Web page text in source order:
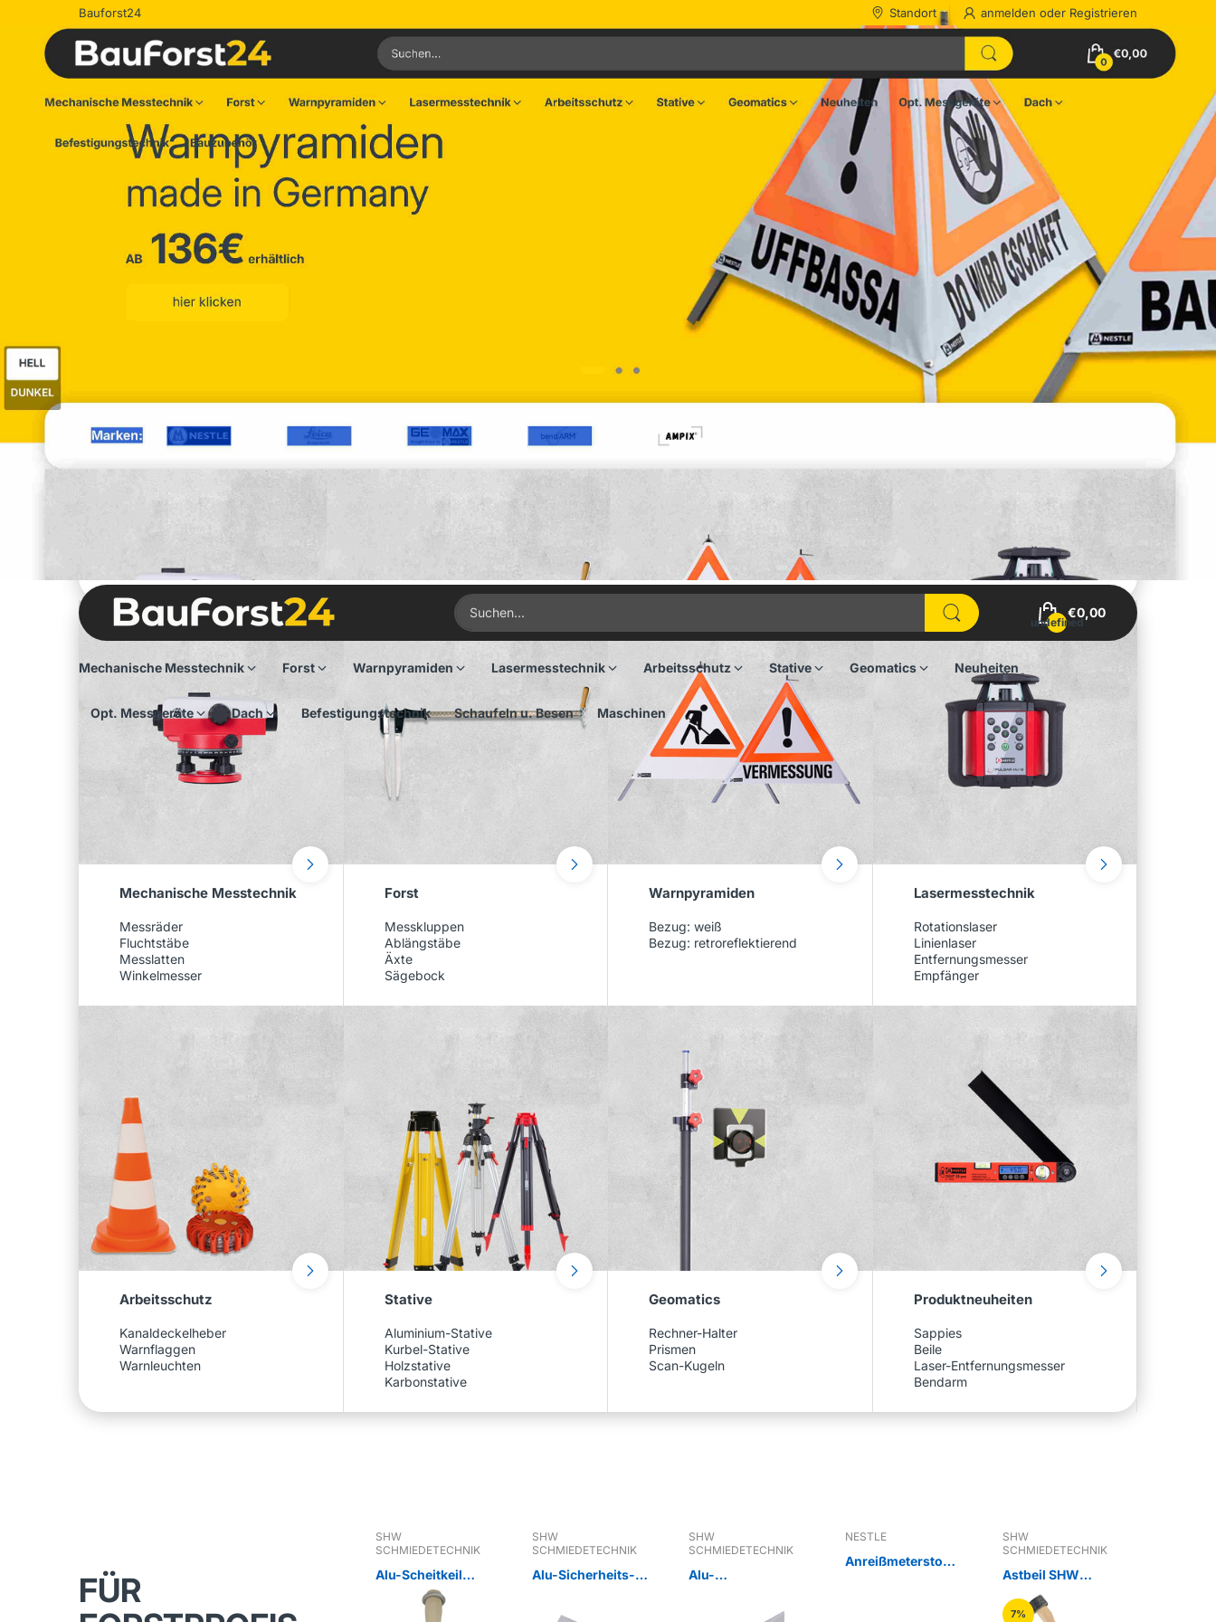
Bauforst24 Standort anmelden oder Registrieren
undefined
€0,00
Mechanische Messtechnik Forst Warnpyramiden Lasermesstechnik Arbeitsschutz Stative Geomatics Neuheiten
Opt. Messgeräte Dach Befestigungstechnik Schaufeln u. Besen Maschinen
Warnpyramiden
made in Germany
Mechanische Messtechnik
Messräder
Fluchtstäbe
Messlatten
Winkelmesser
Forst
Messkluppen
Ablängstäbe
Äxte
Sägebock
Warnpyramiden
Bezug: weiß
Bezug: retroreflektierend
Lasermesstechnik
Rotationslaser
Linienlaser
Entfernungsmesser
Empfänger
Arbeitsschutz
Kanaldeckelheber
Warnflaggen
Warnleuchten
Stative
Aluminium-Stative
Kurbel-Stative
Holzstative
Karbonstative
Geomatics
Rechner-Halter
Prismen
Scan-Kugeln
Produktneuheiten
Sappies
Beile
Laser-Entfernungsmesser
Bendarm
FÜR
SHW
SCHMIEDETECHNIK
Alu-Scheitkeil
komplett mit Holz
und Aluring
SHW
SCHMIEDETECHNIK
Alu-Sicherheits-
SHW
SCHMIEDETECHNIK
Alu-
il, geschmiedet
NESTLE
Anreißmeterstock
SHW
SCHMIEDETECHNIK
Astbeil SHW
Nature
7%